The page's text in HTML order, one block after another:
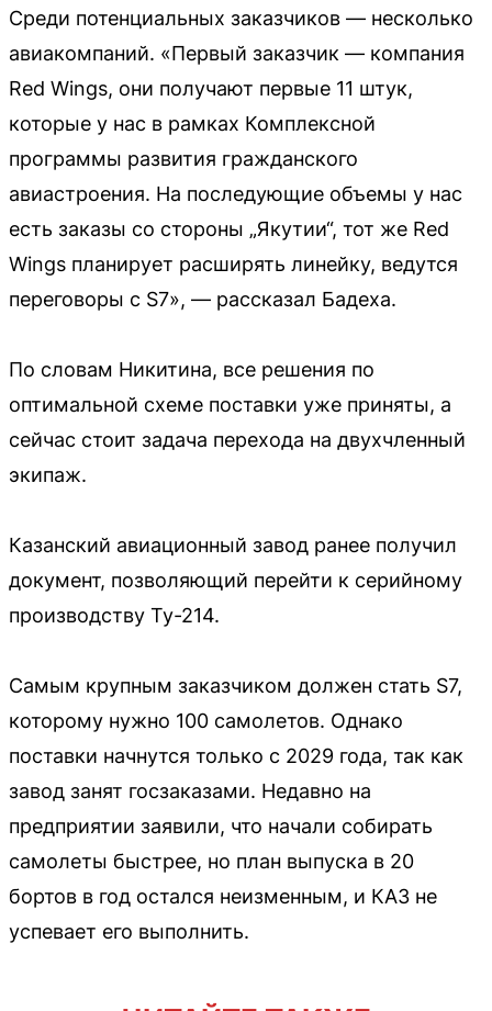
Среди потенциальных заказчиков — несколько
авиакомпаний. «Первый заказчик — компания
Red Wings, они получают первые 11 штук,
которые у нас в рамках Комплексной
программы развития гражданского
авиастроения. На последующие объемы у нас
есть заказы со стороны „Якутии“, тот же Red
Wings планирует расширять линейку, ведутся
переговоры с S7», — рассказал Бадеха.
По словам Никитина, все решения по
оптимальной схеме поставки уже приняты, а
сейчас стоит задача перехода на двухчленный
экипаж.
Казанский авиационный завод ранее получил
документ, позволяющий перейти к серийному
производству Ту-214.
Самым крупным заказчиком должен стать S7,
которому нужно 100 самолетов. Однако
поставки начнутся только с 2029 года, так как
завод занят госзаказами. Недавно на
предприятии заявили, что начали собирать
самолеты быстрее, но план выпуска в 20
бортов в год остался неизменным, и КАЗ не
успевает его выполнить.